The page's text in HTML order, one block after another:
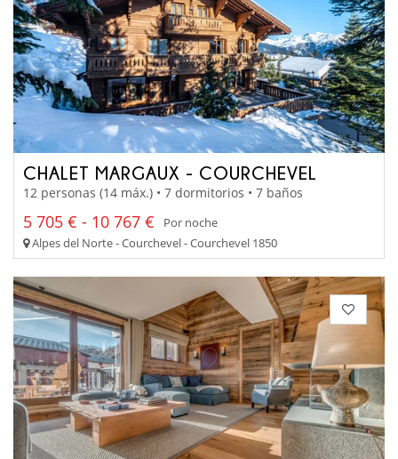
CHALET MARGAUX - COURCHEVEL
12 personas (14 máx.) • 7 dormitorios • 7 baños
5 705 € - 10 767 €
Por noche
Alpes del Norte - Courchevel - Courchevel 1850